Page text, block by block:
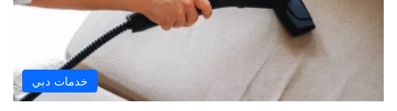
خدمات دبي